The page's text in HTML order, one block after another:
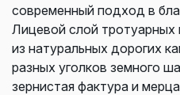
современный подход в
Лицевой слой
из натуральных дорогих
разных уголков земного
зернистая фактура и